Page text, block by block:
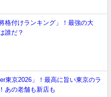
格付けランキング」！最強の大
誰だ？
東京2026」！最高に旨い東京のラ
あの老舗も新店も